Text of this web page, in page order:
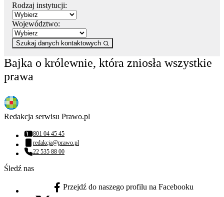
Rodzaj instytucji:
Województwo:
Szukaj danych kontaktowych
Bajka o królewnie, która zniosła wszystkie
prawa
Redakcja serwisu Prawo.pl
Numer telefonu:
801 04 45 45
Adres email:
redakcja@prawo.pl
Numer telefonu:
22 535 88 00
Śledź nas
facebook - otwiera się w nowej karcie
Przejdź do naszego profilu na Facebooku